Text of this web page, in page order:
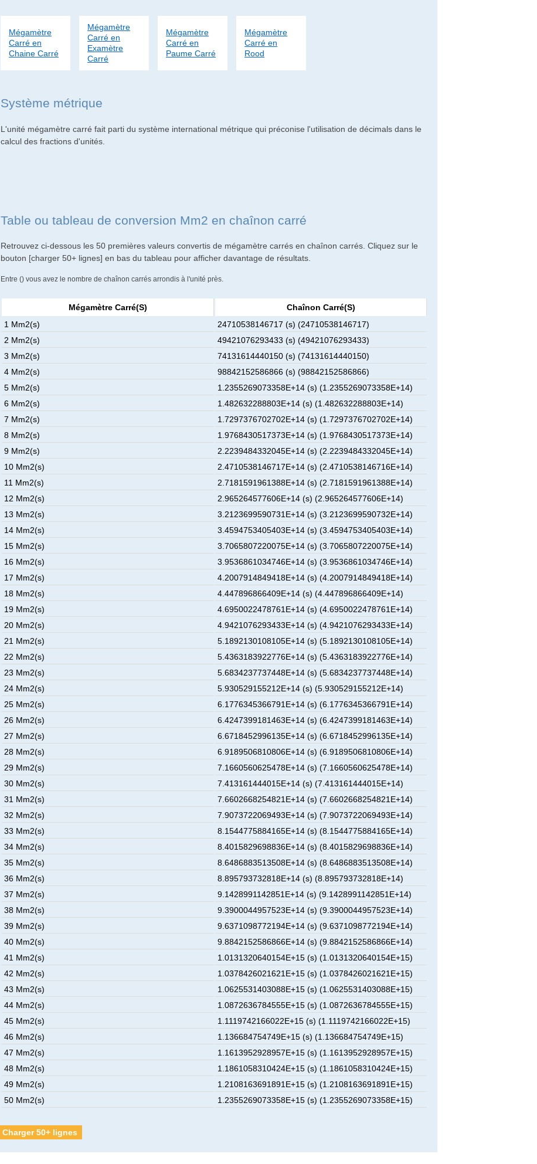
Mégamètre
Carré en
Chaine Carré
Mégamètre
Carré en
Examètre
Carré
Mégamètre
Carré en
Paume Carré
Mégamètre
Carré en
Rood
Système métrique
L'unité mégamètre carré fait parti du système international métrique qui préconise l'utilisation de décimals dans le
calcul des fractions d'unités.
Table ou tableau de conversion Mm2 en chaînon carré
Retrouvez ci-dessous les 50 premières valeurs convertis de mégamètre carrés en chaînon carrés. Cliquez sur le
bouton [charger 50+ lignes] en bas du tableau pour afficher davantage de résultats.
Entre () vous avez le nombre de chaînon carrés arrondis à l'unité près.
Mégamètre Carré(s)
Chaînon Carré(s)
1 Mm2(s)
24710538146717 (s) (24710538146717)
2 Mm2(s)
49421076293433 (s) (49421076293433)
3 Mm2(s)
74131614440150 (s) (74131614440150)
4 Mm2(s)
98842152586866 (s) (98842152586866)
5 Mm2(s)
1.2355269073358E+14 (s) (1.2355269073358E+14)
6 Mm2(s)
1.482632288803E+14 (s) (1.482632288803E+14)
7 Mm2(s)
1.7297376702702E+14 (s) (1.7297376702702E+14)
8 Mm2(s)
1.9768430517373E+14 (s) (1.9768430517373E+14)
9 Mm2(s)
2.2239484332045E+14 (s) (2.2239484332045E+14)
10 Mm2(s)
2.4710538146717E+14 (s) (2.4710538146716E+14)
11 Mm2(s)
2.7181591961388E+14 (s) (2.7181591961388E+14)
12 Mm2(s)
2.965264577606E+14 (s) (2.965264577606E+14)
13 Mm2(s)
3.2123699590731E+14 (s) (3.2123699590732E+14)
14 Mm2(s)
3.4594753405403E+14 (s) (3.4594753405403E+14)
15 Mm2(s)
3.7065807220075E+14 (s) (3.7065807220075E+14)
16 Mm2(s)
3.9536861034746E+14 (s) (3.9536861034746E+14)
17 Mm2(s)
4.2007914849418E+14 (s) (4.2007914849418E+14)
18 Mm2(s)
4.447896866409E+14 (s) (4.447896866409E+14)
19 Mm2(s)
4.6950022478761E+14 (s) (4.6950022478761E+14)
20 Mm2(s)
4.9421076293433E+14 (s) (4.9421076293433E+14)
21 Mm2(s)
5.1892130108105E+14 (s) (5.1892130108105E+14)
22 Mm2(s)
5.4363183922776E+14 (s) (5.4363183922776E+14)
23 Mm2(s)
5.6834237737448E+14 (s) (5.6834237737448E+14)
24 Mm2(s)
5.930529155212E+14 (s) (5.930529155212E+14)
25 Mm2(s)
6.1776345366791E+14 (s) (6.1776345366791E+14)
26 Mm2(s)
6.4247399181463E+14 (s) (6.4247399181463E+14)
27 Mm2(s)
6.6718452996135E+14 (s) (6.6718452996135E+14)
28 Mm2(s)
6.9189506810806E+14 (s) (6.9189506810806E+14)
29 Mm2(s)
7.1660560625478E+14 (s) (7.1660560625478E+14)
30 Mm2(s)
7.413161444015E+14 (s) (7.413161444015E+14)
31 Mm2(s)
7.6602668254821E+14 (s) (7.6602668254821E+14)
32 Mm2(s)
7.9073722069493E+14 (s) (7.9073722069493E+14)
33 Mm2(s)
8.1544775884165E+14 (s) (8.1544775884165E+14)
34 Mm2(s)
8.4015829698836E+14 (s) (8.4015829698836E+14)
35 Mm2(s)
8.6486883513508E+14 (s) (8.6486883513508E+14)
36 Mm2(s)
8.895793732818E+14 (s) (8.895793732818E+14)
37 Mm2(s)
9.1428991142851E+14 (s) (9.1428991142851E+14)
38 Mm2(s)
9.3900044957523E+14 (s) (9.3900044957523E+14)
39 Mm2(s)
9.6371098772194E+14 (s) (9.6371098772194E+14)
40 Mm2(s)
9.8842152586866E+14 (s) (9.8842152586866E+14)
41 Mm2(s)
1.0131320640154E+15 (s) (1.0131320640154E+15)
42 Mm2(s)
1.0378426021621E+15 (s) (1.0378426021621E+15)
43 Mm2(s)
1.0625531403088E+15 (s) (1.0625531403088E+15)
44 Mm2(s)
1.0872636784555E+15 (s) (1.0872636784555E+15)
45 Mm2(s)
1.1119742166022E+15 (s) (1.1119742166022E+15)
46 Mm2(s)
1.136684754749E+15 (s) (1.136684754749E+15)
47 Mm2(s)
1.1613952928957E+15 (s) (1.1613952928957E+15)
48 Mm2(s)
1.1861058310424E+15 (s) (1.1861058310424E+15)
49 Mm2(s)
1.2108163691891E+15 (s) (1.2108163691891E+15)
50 Mm2(s)
1.2355269073358E+15 (s) (1.2355269073358E+15)
Charger 50+ lignes